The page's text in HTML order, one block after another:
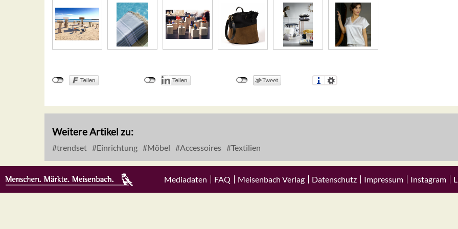
Weitere Artikel zu:
trendset Einrichtung Möbel Accessoires Textilien
Mediadaten FAQ Meisenbach Verlag Datenschutz Impressum Instagram